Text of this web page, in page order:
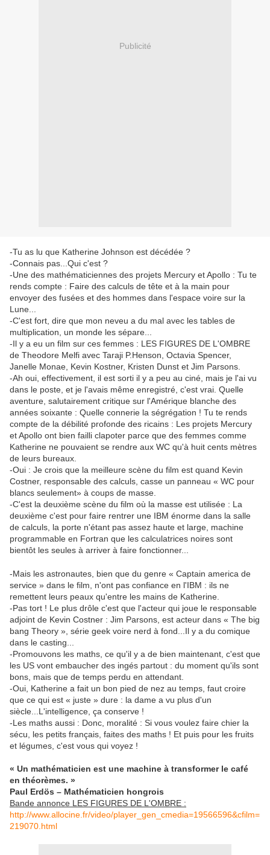
Publicité
-Tu as lu que Katherine Johnson est décédée ?
-Connais pas...Qui c'est ?
-Une des mathématiciennes des projets Mercury et Apollo : Tu te
rends compte : Faire des calculs de tête et à la main pour
envoyer des fusées et des hommes dans l'espace voire sur la
Lune...
-C'est fort, dire que mon neveu a du mal avec les tables de
multiplication, un monde les sépare...
-Il y a eu un film sur ces femmes : LES FIGURES DE L'OMBRE
de Theodore Melfi avec Taraji P.Henson, Octavia Spencer,
Janelle Monae, Kevin Kostner, Kristen Dunst et Jim Parsons.
-Ah oui, effectivement, il est sorti il y a peu au ciné, mais je l'ai vu
dans le poste, et je l'avais même enregistré, c'est vrai. Quelle
aventure, salutairement critique sur l'Amérique blanche des
années soixante : Quelle connerie la ségrégation ! Tu te rends
compte de la débilité profonde des ricains : Les projets Mercury
et Apollo ont bien failli clapoter parce que des femmes comme
Katherine ne pouvaient se rendre aux WC qu'à huit cents mètres
de leurs bureaux.
-Oui : Je crois que la meilleure scène du film est quand Kevin
Costner, responsable des calculs, casse un panneau « WC pour
blancs seulement» à coups de masse.
-C'est la deuxième scène du film où la masse est utilisée : La
deuxième c'est pour faire rentrer une IBM énorme dans la salle
de calculs, la porte n'étant pas assez haute et large, machine
programmable en Fortran que les calculatrices noires sont
bientôt les seules à arriver à faire fonctionner...
-Mais les astronautes, bien que du genre « Captain america de
service » dans le film, n'ont pas confiance en l'IBM : ils ne
remettent leurs peaux qu'entre les mains de Katherine.
-Pas tort ! Le plus drôle c'est que l'acteur qui joue le responsable
adjoint de Kevin Costner : Jim Parsons, est acteur dans « The big
bang Theory », série geek voire nerd à fond...Il y a du comique
dans le casting...
-Promouvons les maths, ce qu'il y a de bien maintenant, c'est que
les US vont embaucher des ingés partout : du moment qu'ils sont
bons, mais que de temps perdu en attendant.
-Oui, Katherine a fait un bon pied de nez au temps, faut croire
que ce qui est « juste » dure : la dame a vu plus d'un
siècle...L'intelligence, ça conserve !
-Les maths aussi : Donc, moralité : Si vous voulez faire chier la
sécu, les petits français, faites des maths ! Et puis pour les fruits
et légumes, c'est vous qui voyez !
« Un mathématicien est une machine à transformer le café
en théorèmes. »
Paul Erdös – Mathématicien hongrois
Bande annonce LES FIGURES DE L'OMBRE :
http://www.allocine.fr/video/player_gen_cmedia=19566596&cfilm=
219070.html